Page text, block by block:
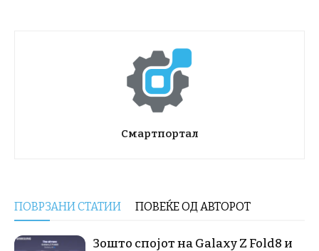
Смартпортал
ПОВРЗАНИ СТАТИИ ПОВЕЌЕ ОД АВТОРОТ
Зошто спојот на Galaxy Z Fold8 и